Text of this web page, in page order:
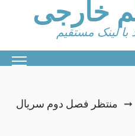
خارجی
با لینک مستقیم
➞ منتظر فصل دوم سریال